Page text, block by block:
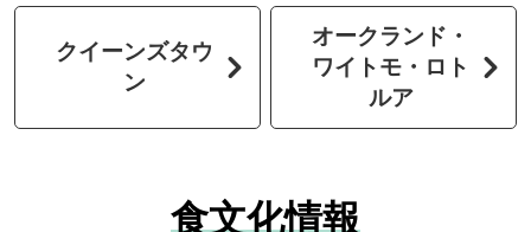
クイーンズタウ
ン
オークランド・
ワイトモ・ロト
ルア
食文化情報